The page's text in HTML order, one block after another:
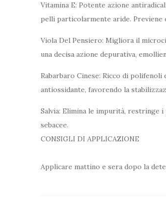
Vitamina E: Potente azione
pelli particolarmente aride. Previene
Viola Del Pensiero: Migliora il
una decisa azione depurativa,
Rabarbaro Cinese: Ricco di
antiossidante, favorendo la
Salvia: Elimina le impurità, restringe
sebacee.
CONSIGLI DI APPLICAZIONE
Applicare mattino e sera dopo la